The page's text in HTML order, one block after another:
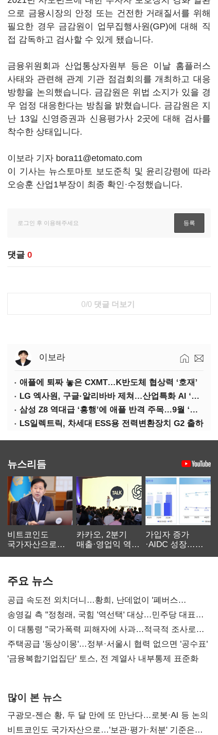
으로 금융시장의 안정 또는 건전한 거래질서를 위해
필요한 경우 금감원이 업무집행사원(GP)에 대해 직
접 감독하고 검사할 수 있게 됐습니다.
금융위원회과 산업통상자원부 등은 이날 홈플러스
사태와 관련해 관계 기관 점검회의를 개최하고 대응
방향을 논의했습니다. 금감원은 위법 소지가 있을 경
우 엄정 대응한다는 방침을 밝혔습니다. 금감원은 지
난 13일 신영증권과 신용평가사 2곳에 대해 검사를
착수한 상태입니다.
이보라 기자 bora11@etomato.com
이 기사는 뉴스토마토 보도준칙 및 윤리강령에 따라
오승훈 산업1부장이 최종 확인·수정했습니다.
댓글 0
0/0 댓글 더보기
이보라
애플에 퇴짜 놓은 CXMT…K반도체 협상력 ‘호재’
LG 엑사원, 구글·알리바바 제쳐…산업특화 AI ‘속도’
삼성 Z8 역대급 ‘흥행’에 애플 반격 주목…9월 ‘폴더블 대전’
LS일렉트릭, 차세대 ESS용 전력변환장치 G2 출하
뉴스리듬
비트코인도
국가자산으로…'
카카오, 2분기
매출·영업익 역대
가입자 증가
·AIDC 성장…
주요 뉴스
공급 속도전 외치더니…황희, 난데없이 '폐버스
리모델링' 제안
송영길 측 "정청래, 국힘 '역선택' 대상…민주당 대표로
총선 지휘 못해"
이 대통령 "국가폭력 피해자에 사과…적극적 조사로
진실 밝혀야"
주택공급 '동상이몽'…정부·서울시 협력 없으면 '공수표'
'금융복합기업집단' 토스, 전 계열사 내부통제 표준화
많이 본 뉴스
구광모-젠슨 황, 두 달 만에 또 만난다…로봇·AI 등 논의
비트코인도 국가자산으로…'보관·평가·처분' 기준은